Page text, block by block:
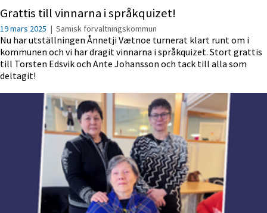
Grattis till vinnarna i språkquizet!
19 mars 2025 | Samisk förvaltningskommun
Nu har utställningen Ånnetji Vætnoe turnerat klart runt om i
kommunen och vi har dragit vinnarna i språkquizet. Stort grattis
till Torsten Edsvik och Ante Johansson och tack till alla som
deltagit!